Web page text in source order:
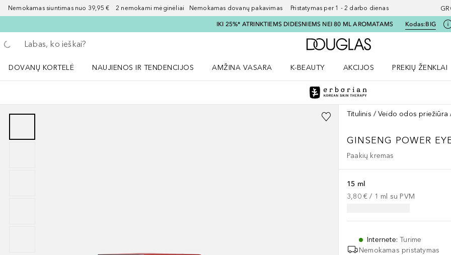
Nemokamas siuntimas nuo 39,95 € 2 nemokami mėginėliai Nemokamas dovanų pakavimas Pristatymas per 1 - 2 darbo dienas
IKI 25%* ATRINKTIEMS DIDESNIEMS NEI 80 ML AROMATAMS Kodas:BIG
Grįžk atgal
Vykdykite paiešką
Į Douglas pagrindinį
DOVANŲ KORTELĖ
NAUJIENOS IR TENDENCIJOS
AMŽINA VASARA
K-BEAUTY
AKCIJOS
PREKIŲ ŽENKLAI
Titulinis Veido odos priežiūra
GINSENG POWER
Paakių kremas
15 ml
3,80 € / 1 ml su PVM
Internete:Turime
Nemokamas pristatymas